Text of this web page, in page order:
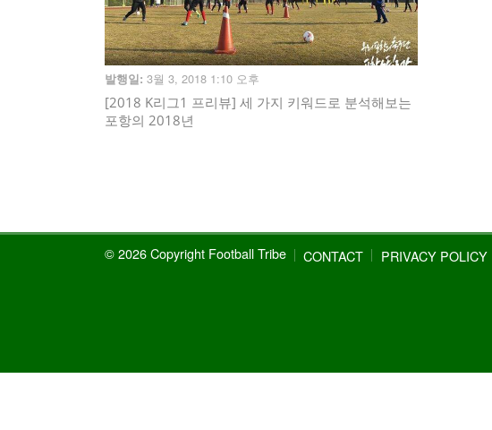
발행일: 3월 3, 2018 1:10 오후
[2018 K리그1 프리뷰] 세 가지 키워드로 분석해보는
포항의 2018년
© 2026 Copyright Football Tribe CONTACT PRIVACY POLICY